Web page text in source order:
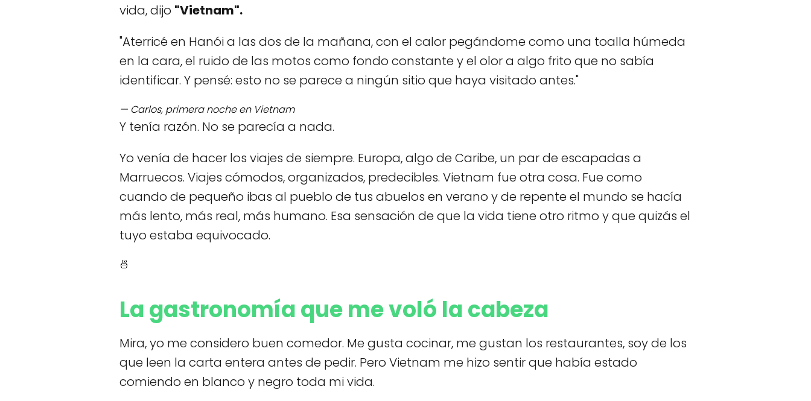
vida, dijo "Vietnam".
"Aterricé en Hanói a las dos de la mañana, con el calor pegándome como una toalla húmeda
en la cara, el ruido de las motos como fondo constante y el olor a algo frito que no sabía
identificar. Y pensé: esto no se parece a ningún sitio que haya visitado antes."
— Carlos, primera noche en Vietnam
Y tenía razón. No se parecía a nada.
Yo venía de hacer los viajes de siempre. Europa, algo de Caribe, un par de escapadas a
Marruecos. Viajes cómodos, organizados, predecibles. Vietnam fue otra cosa. Fue como
cuando de pequeño ibas al pueblo de tus abuelos en verano y de repente el mundo se hacía
más lento, más real, más humano. Esa sensación de que la vida tiene otro ritmo y que quizás el
tuyo estaba equivocado.
🍜
La gastronomía que me voló la cabeza
Mira, yo me considero buen comedor. Me gusta cocinar, me gustan los restaurantes, soy de los
que leen la carta entera antes de pedir. Pero Vietnam me hizo sentir que había estado
comiendo en blanco y negro toda mi vida.